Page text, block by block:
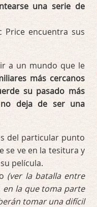
una serie de
Price encuentra sus
a un mundo que le
más cercanos
su pasado más
no deja de ser una
del particular punto
se ve en la tesitura y
película.
(ver la batalla entre
en la que toma parte
tomar una difícil